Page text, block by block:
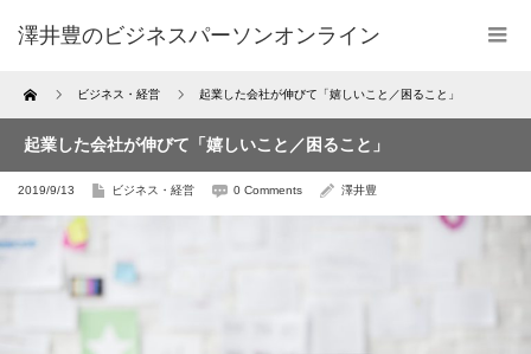
澤井豊のビジネスパーソンオンライン
Home ビジネス・経営 起業した会社が伸びて「嬉しいこと／困ること」
起業した会社が伸びて「嬉しいこと／困ること」
2019/9/13 ビジネス・経営 0 Comments 澤井豊